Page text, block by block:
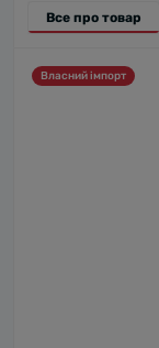
Все про товар
Власний імпорт